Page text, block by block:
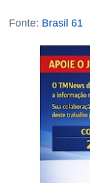
Fonte: Brasil 61